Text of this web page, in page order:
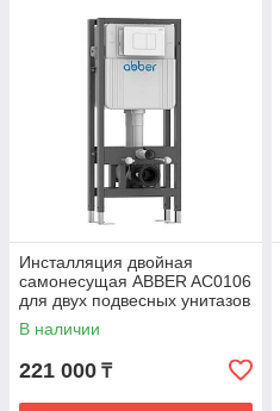
Инсталляция двойная
самонесущая ABBER AC0106
для двух подвесных унитазов
В наличии
221 000 ₸